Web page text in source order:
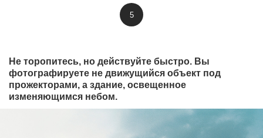
5
Не торопитесь, но действуйте быстро. Вы
фотографируете не движущийся объект под
прожекторами, а здание, освещенное
изменяющимся небом.